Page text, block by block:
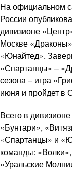
На официальном
России
дивизионе
Москве
«Юнайтед».
«Спартанцы» –
сезона – игра
июня и пройдет в
Всего в
«Бунтари»,
«Спартанцы» и
команды:
«Уральские